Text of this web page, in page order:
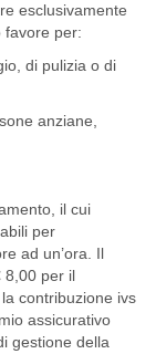
esclusivamente
favore per:
di pulizia o di
anziane,
il cui
per
ad un’ora. Il
8,00 per il
contribuzione ivs
assicurativo
gestione della